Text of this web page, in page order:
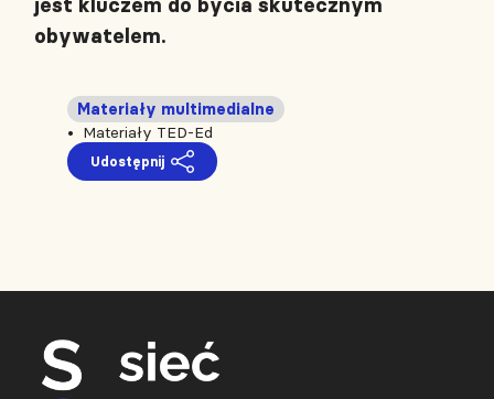
jest kluczem do bycia skutecznym
obywatelem.
Materiały TED-Ed
Materiały multimedialne
Udostępnij